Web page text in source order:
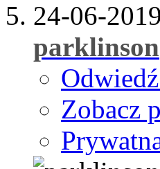
24-06-
parklinson
Zobacz